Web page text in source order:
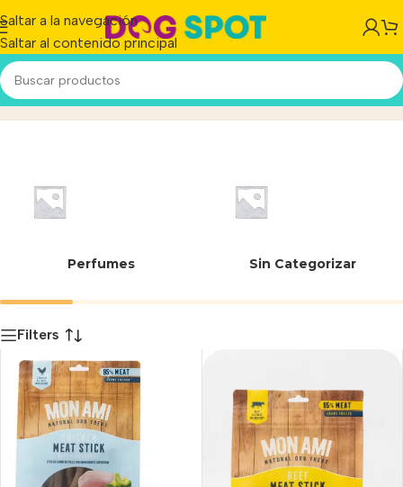
Saltar a la navegación
Saltar al contenido principal
Meat StickInicio/Producto
Perfumes Sin Categorizar
Filters